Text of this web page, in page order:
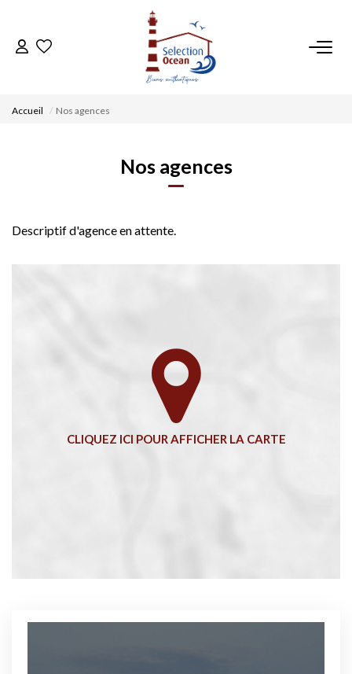
ACCUEIL
VENDRE UN BIEN
NOUS REJOINDRE
EN
Accueil Nos agences
Nos agences
Descriptif d'agence en attente.